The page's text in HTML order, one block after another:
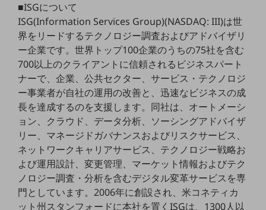
職場環境整備
地域共創・地方創生
セキュリティ対策
遠隔監視
顧客体験（CX）改善
自動化・省電化
人材不足解消
業種・業態で探す
業種・業態で探すTOP
自治体
■ISGについて
ISG(Information Services Group)(NASDAQ: III)は世
界をリードするテクノロジー調査およびアドバイザリ
ー企業です。世界トップ100企業のうちの75社を含む
700以上のクライアントに信頼されるビジネスパート
ナーで、企業、公共セクター、サービス・テクノロジ
ー事業者が自社の運用の改善と、迅速なビジネスの成
長を達成するのを支援します。同社は、オートメーシ
ョン、クラウド、データ分析、ソーシングアドバイザ
リー、マネージドガバナンスおよびリスクサービス、
ネットワークキャリアサービス、テクノロジー戦略お
よび運用設計、変更管理、マーケット情報およびテク
ノロジー調査・分析を含むデジタル変革サービスを専
門としています。2006年に創設され、米コネティカ
ット州スタンフォードに本社を置くISGは、1300人以